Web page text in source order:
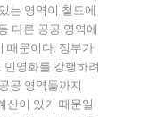
는 영역이 철도에
다른 공공 영역에
때문이다. 정부가
영화를 강행하려
공 영역들까지
산이 있기 때문일